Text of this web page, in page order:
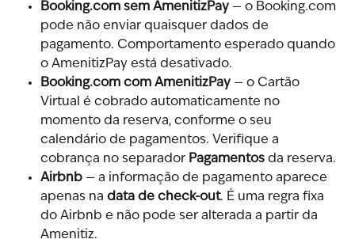
Booking.com sem AmenitizPay — o Booking.com
pode não enviar quaisquer dados de
pagamento. Comportamento esperado quando
o AmenitizPay está desativado.
Booking.com com AmenitizPay — o Cartão
Virtual é cobrado automaticamente no
momento da reserva, conforme o seu
calendário de pagamentos. Verifique a
cobrança no separador Pagamentos da reserva.
Airbnb — a informação de pagamento aparece
apenas na data de check-out. É uma regra fixa
do Airbnb e não pode ser alterada a partir da
Amenitiz.